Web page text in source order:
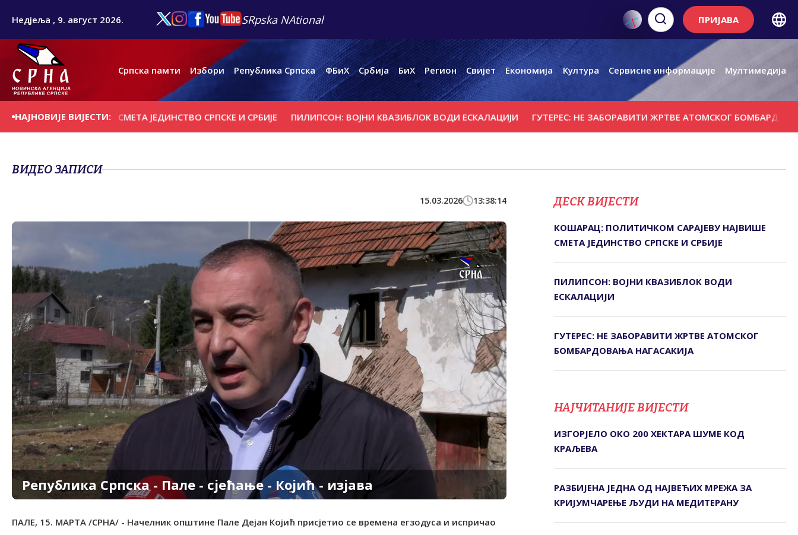
Недјеља , 9. август 2026. SRpska NAtional ПРИЈАВА
Српска памти Избори Република Српска ФБиХ Србија БиХ Регион Свијет Економија Култура Сервисне информације Мултимедија
НАЈНОВИЈЕ ВИЈЕСТИ:
НАЈВИШЕ СМЕТА ЈЕДИНСТВО СРПСКЕ И СРБИЈЕ ПИЛИПСОН: ВОЈНИ КВАЗИБЛОК ВОДИ ЕСКАЛАЦИЈИ ГУТЕРЕС: НЕ ЗАБОРАВИТИ ЖРТВЕ АТОМСКОГ БОМБАРДОВАЊА
ВИДЕО ЗАПИСИ
15.03.2026 13:38:14
Република Српска - Пале - сјећање - Којић - изјава
ПАЛЕ, 15. МАРТА /СРНА/ - Начелник општине Пале Дејан Којић присјетио се времена егзодуса и испричао
ДЕСК ВИЈЕСТИ
КОШАРАЦ: ПОЛИТИЧКОМ САРАЈЕВУ НАЈВИШЕ
СМЕТА ЈЕДИНСТВО СРПСКЕ И СРБИЈЕ
ПИЛИПСОН: ВОЈНИ КВАЗИБЛОК ВОДИ
ЕСКАЛАЦИЈИ
ГУТЕРЕС: НЕ ЗАБОРАВИТИ ЖРТВЕ АТОМСКОГ
БОМБАРДОВАЊА НАГАСАКИЈА
НАЈЧИТАНИЈЕ ВИЈЕСТИ
ИЗГОРЈЕЛО ОКО 200 ХЕКТАРА ШУМЕ КОД
КРАЉЕВА
РАЗБИЈЕНА ЈЕДНА ОД НАЈВЕЋИХ МРЕЖА ЗА
КРИЈУМЧАРЕЊЕ ЉУДИ НА МЕДИТЕРАНУ